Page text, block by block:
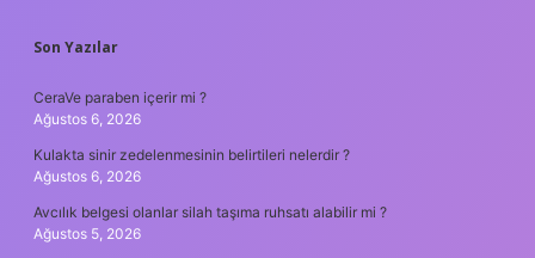
SIDEBAR
Son Yazılar
CeraVe paraben içerir mi ?
Ağustos 6, 2026
Kulakta sinir zedelenmesinin belirtileri nelerdir ?
Ağustos 6, 2026
Avcılık belgesi olanlar silah taşıma ruhsatı alabilir mi ?
Ağustos 5, 2026